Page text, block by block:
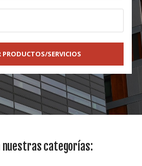
PRODUCTOS/SERVICIOS
nuestras categorías: